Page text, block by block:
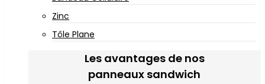
Zinc
Tôle Plane
Les avantages de nos
panneaux sandwich